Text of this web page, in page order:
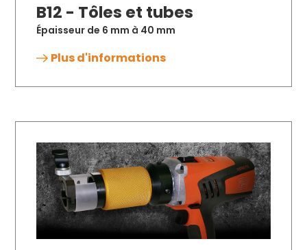
B12 - Tôles et tubes
Épaisseur de 6 mm à 40 mm
Plus d'informations